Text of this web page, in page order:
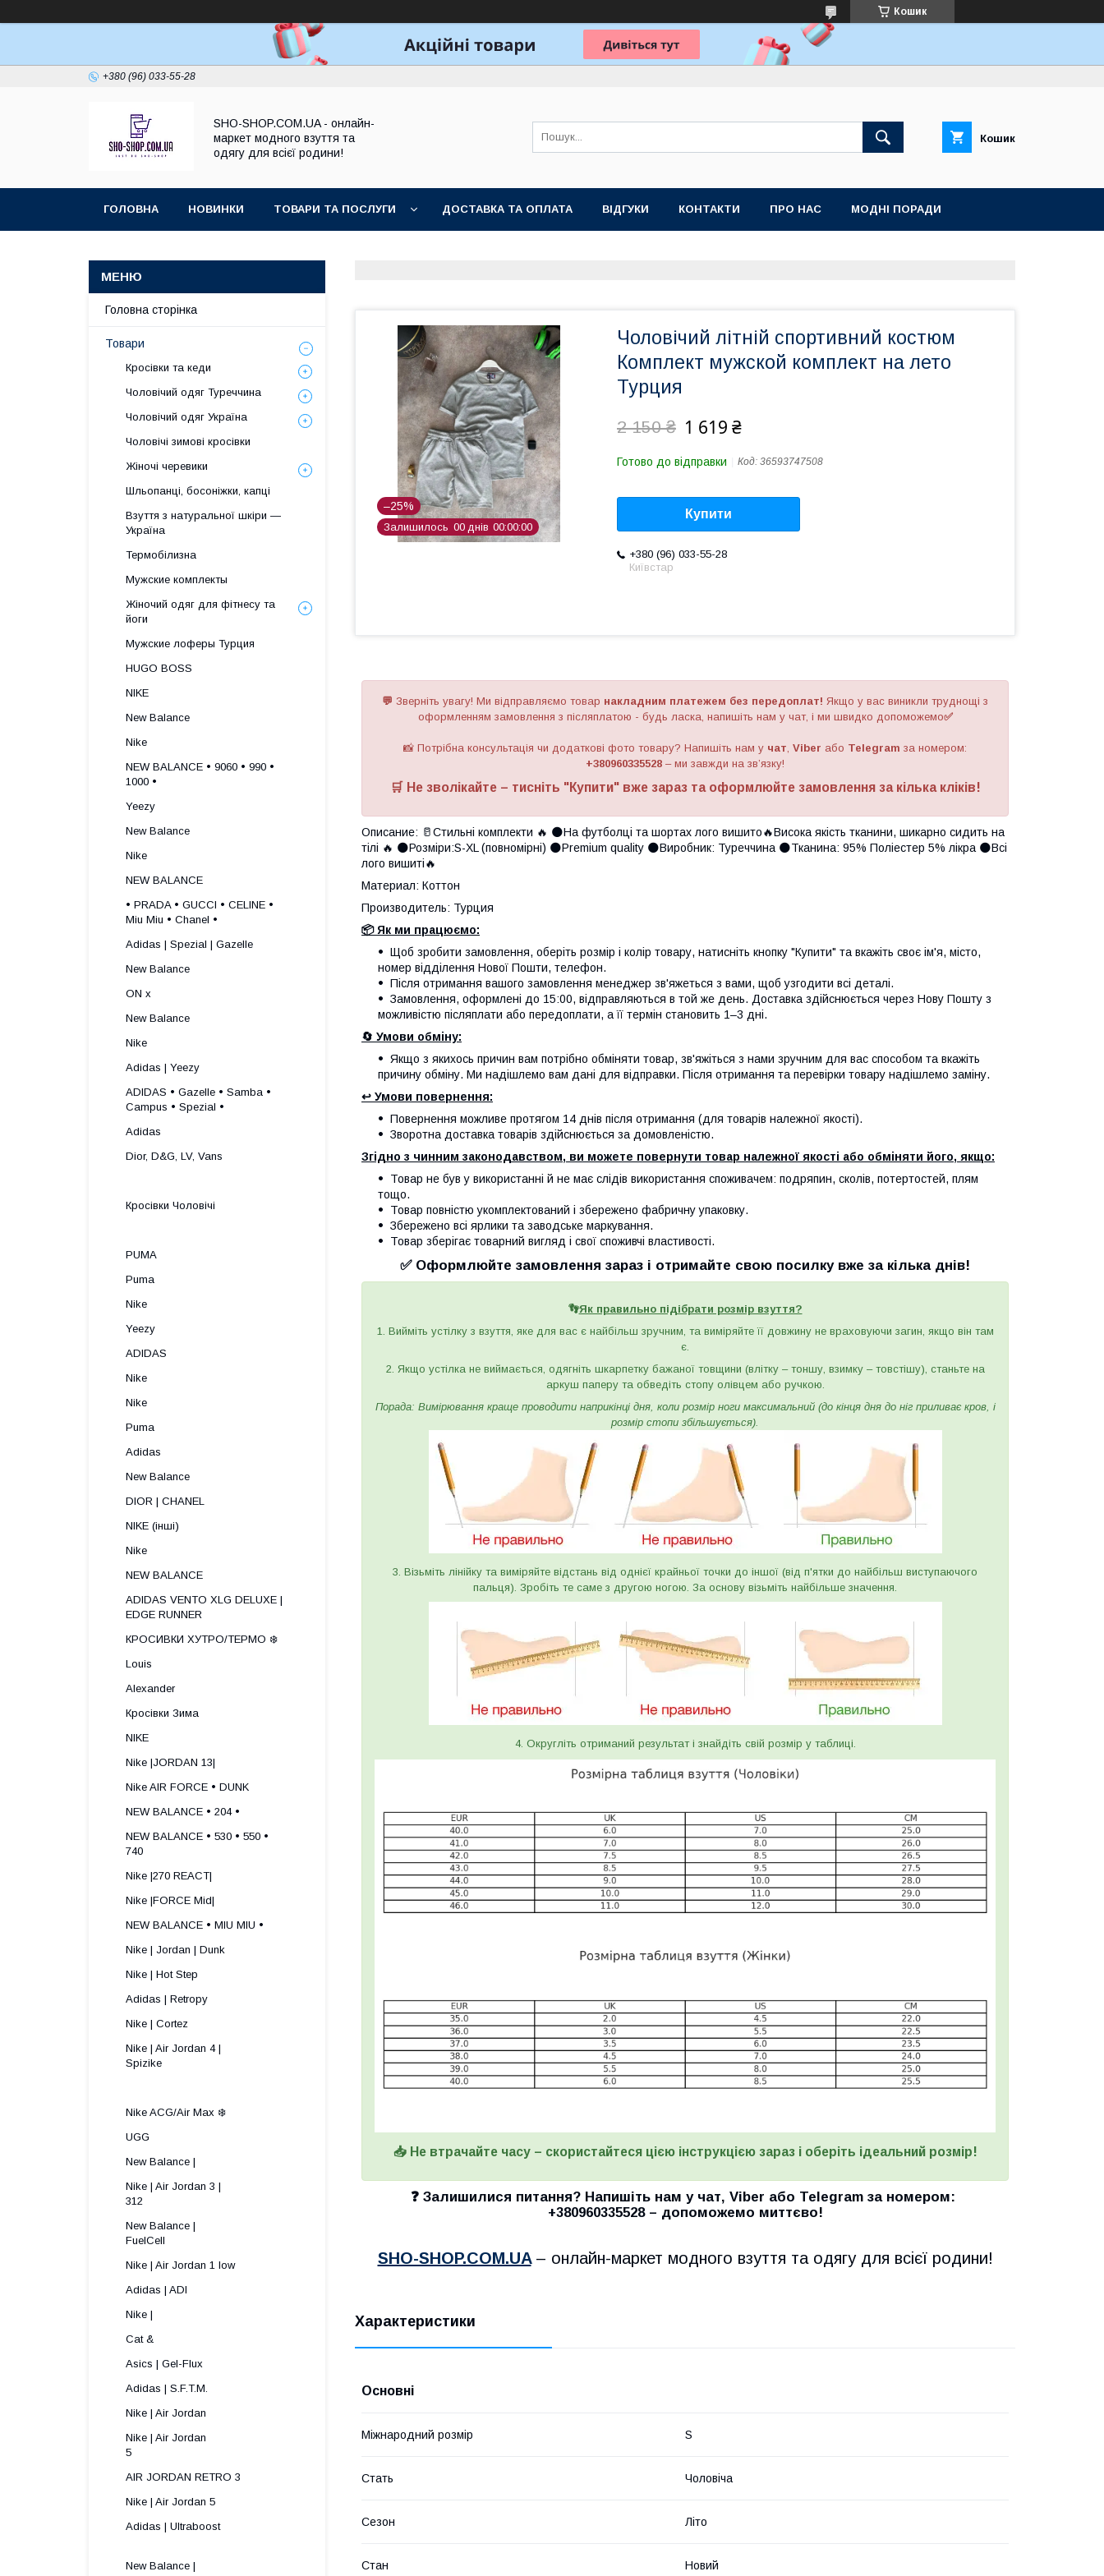
Кошик
+380 (96) 033-55-28
SHO-SHOP.COM.UA - онлайн-
маркет модного взуття та
одягу для всієї родини!
Кошик
ГОЛОВНА НОВИНКИ ТОВАРИ ТА ПОСЛУГИ ДОСТАВКА ТА ОПЛАТА ВІДГУКИ КОНТАКТИ ПРО НАС МОДНІ ПОРАДИ
–25%
Залишилось 00 днів 00 00 00
Чоловічий літній спортивний костюм
Комплект мужской комплект на лето
Турция
2 150 ₴ 1 619 ₴
Готово до відправки Код: 36593747508
Купити
+380 (96) 033-55-28
Київстар
💬 Зверніть увагу! Ми відправляємо товар накладним платежем без передоплат! Якщо у вас виникли труднощі з
оформленням замовлення з післяплатою - будь ласка, напишіть нам у чат, і ми швидко допоможемо✅
📸 Потрібна консультація чи додаткові фото товару? Напишіть нам у чат, Viber або Telegram за номером:
+380960335528 – ми завжди на зв’язку!
🛒 Не зволікайте – тисніть "Купити" вже зараз та оформлюйте замовлення за кілька кліків!
Описание: 🥛Стильні комплекти 🔥 🌑На футболці та шортах лого вишито🔥Висока якість тканини, шикарно сидить на
тілі 🔥 🌑Розміри:S-XL (повномірні) 🌑Premium quality 🌑Виробник: Туреччина 🌑Тканина: 95% Поліестер 5% лікра 🌑Всі
лого вишиті🔥
Материал: Коттон
Производитель: Турция
📦 Як ми працюємо:
Щоб зробити замовлення, оберіть розмір і колір товару, натисніть кнопку "Купити" та вкажіть своє ім'я, місто,
номер відділення Нової Пошти, телефон.
Після отримання вашого замовлення менеджер зв'яжеться з вами, щоб узгодити всі деталі.
Замовлення, оформлені до 15:00, відправляються в той же день. Доставка здійснюється через Нову Пошту з
можливістю післяплати або передоплати, а її термін становить 1–3 дні.
🔄 Умови обміну:
Якщо з якихось причин вам потрібно обміняти товар, зв'яжіться з нами зручним для вас способом та вкажіть
причину обміну. Ми надішлемо вам дані для відправки. Після отримання та перевірки товару надішлемо заміну.
↩️ Умови повернення:
Повернення можливе протягом 14 днів після отримання (для товарів належної якості).
Зворотна доставка товарів здійснюється за домовленістю.
Згідно з чинним законодавством, ви можете повернути товар належної якості або обміняти його, якщо:
Товар не був у використанні й не має слідів використання споживачем: подряпин, сколів, потертостей, плям
тощо.
Товар повністю укомплектований і збережено фабричну упаковку.
Збережено всі ярлики та заводське маркування.
Товар зберігає товарний вигляд і свої споживчі властивості.
✅ Оформлюйте замовлення зараз і отримайте свою посилку вже за кілька днів!
👣Як правильно підібрати розмір взуття?
1. Вийміть устілку з взуття, яке для вас є найбільш зручним, та виміряйте її довжину не враховуючи загин, якщо він там
є.
2. Якщо устілка не виймається, одягніть шкарпетку бажаної товщини (влітку – тоншу, взимку – товстішу), станьте на
аркуш паперу та обведіть стопу олівцем або ручкою.
Порада: Вимірювання краще проводити наприкінці дня, коли розмір ноги максимальний (до кінця дня до ніг приливає кров, і
розмір стопи збільшується).
3. Візьміть лінійку та виміряйте відстань від однієї крайньої точки до іншої (від п'ятки до найбільш виступаючого
пальця). Зробіть те саме з другою ногою. За основу візьміть найбільше значення.
4. Округліть отриманий результат і знайдіть свій розмір у таблиці.
📥 Не втрачайте часу – скористайтеся цією інструкцією зараз і оберіть ідеальний розмір!
❓ Залишилися питання? Напишіть нам у чат, Viber або Telegram за номером:
+380960335528– допоможемо миттєво!
SHO-SHOP.COM.UA – онлайн-маркет модного взуття та одягу для всієї родини!
Характеристики
Основні
Міжнародний розмір S
Стать Чоловіча
Сезон Літо
Стан Новий
Головна сторінка
Товари
Кросівки та кеди
Чоловічий одяг Туреччина
Чоловічий одяг Україна
Чоловічі зимові кросівки
Жіночі черевики
Шльопанці, босоніжки, капці
Взуття з натуральної шкіри —
Україна
Термобілизна
Мужские комплекты
Жіночий одяг для фітнесу та
йоги
Мужские лоферы Турция
HUGO BOSS
NIKE
New Balance
Nike
NEW BALANCE • 9060 • 990 •
1000 •
Yeezy
New Balance
Nike
NEW BALANCE
• PRADA • GUCCI • CELINE •
Miu Miu • Chanel •
Adidas | Spezial | Gazelle
New Balance
ON x
New Balance
Nike
Adidas | Yeezy
ADIDAS • Gazelle • Samba •
Campus • Spezial •
Adidas
Dior, D&G, LV, Vans
Кросівки Чоловічі
PUMA
Puma
Nike
Yeezy
ADIDAS
Nike
Nike
Puma
Adidas
New Balance
DIOR | CHANEL
NIKE (інші)
Nike
NEW BALANCE
ADIDAS VENTO XLG DELUXE |
EDGE RUNNER
КРОСИВКИ ХУТРО/ТЕРМО ❄️
Louis
Alexander
Кросівки Зима
NIKE
Nike |JORDAN 13|
Nike AIR FORCE • DUNK
NEW BALANCE • 204 •
NEW BALANCE • 530 • 550 •
740
Nike |270 REACT|
Nike |FORCE Mid|
NEW BALANCE • MIU MIU •
Nike | Jordan | Dunk
Nike | Hot Step
Adidas | Retropy
Nike | Cortez
Nike | Air Jordan 4 |
Spizike ​
Nike ACG/Air Max ❄️
UGG
New Balance |
Nike | Air Jordan 3 |
312 ​
New Balance |
FuelCell ​
Nike | Air Jordan 1 low
Adidas | ADI
Nike |
Cat &
Asics | Gel-Flux
Adidas | S.F.T.M.
Nike | Air Jordan
Nike | Air Jordan
5 ​
AIR JORDAN RETRO 3
Nike | Air Jordan 5
Adidas | Ultraboost
New Balance |